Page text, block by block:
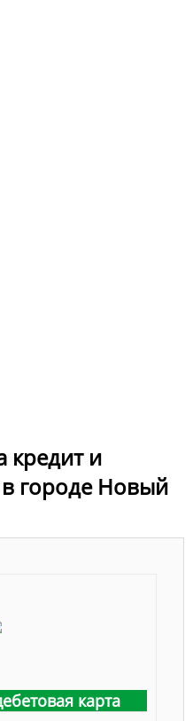
кредит и
городе Новый
карта